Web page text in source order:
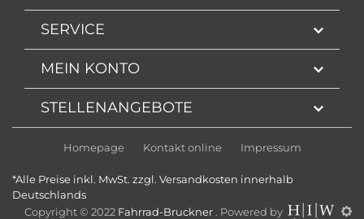
SERVICE
MEIN KONTO
STELLENANGEBOTE
Homepage Kontakt online Impressum
*Alle Preise inkl. MwSt. zzgl. Versandkosten innerhalb
Deutschlands
Copyright © 2022 Fahrrad-Bruckner . Powered by